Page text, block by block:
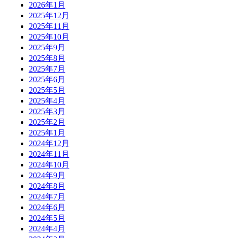
2026年1月
2025年12月
2025年11月
2025年10月
2025年9月
2025年8月
2025年7月
2025年6月
2025年5月
2025年4月
2025年3月
2025年2月
2025年1月
2024年12月
2024年11月
2024年10月
2024年9月
2024年8月
2024年7月
2024年6月
2024年5月
2024年4月